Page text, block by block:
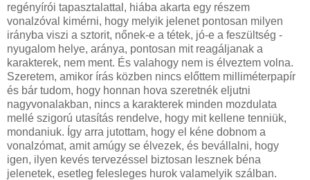
regényírói tapasztalattal, hiába akarta egy részem
vonalzóval kimérni, hogy melyik jelenet pontosan milyen
irányba viszi a sztorit, nőnek-e a tétek, jó-e a feszültség -
nyugalom helye, aránya, pontosan mit reagáljanak a
karakterek, nem ment. És valahogy nem is élveztem volna.
Szeretem, amikor írás közben nincs előttem milliméterpapír
és bár tudom, hogy honnan hova szeretnék eljutni
nagyvonalakban, nincs a karakterek minden mozdulata
mellé szigorú utasítás rendelve, hogy mit kellene tenniük,
mondaniuk. Így arra jutottam, hogy el kéne dobnom a
vonalzómat, amit amúgy se élvezek, és bevállalni, hogy
igen, ilyen kevés tervezéssel biztosan lesznek béna
jelenetek, esetleg felesleges hurok valamelyik szálban.